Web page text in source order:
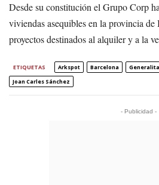
Desde su constitución el Grupo Corp
viviendas asequibles en la provincia
proyectos destinados al alquiler y a la
ETIQUETAS Arkspot Barcelona
Joan Carles Sánchez
- Publicidad -